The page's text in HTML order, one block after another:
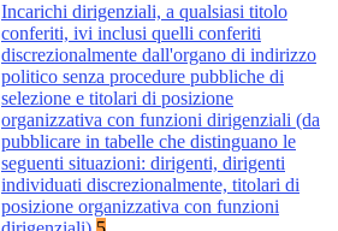
Incarichi dirigenziali, a qualsiasi titolo
conferiti, ivi inclusi quelli conferiti
discrezionalmente dall'organo di indirizzo
politico senza procedure pubbliche di
selezione e titolari di posizione
organizzativa con funzioni dirigenziali (da
pubblicare in tabelle che distinguano le
seguenti situazioni: dirigenti, dirigenti
individuati discrezionalmente, titolari di
posizione organizzativa con funzioni